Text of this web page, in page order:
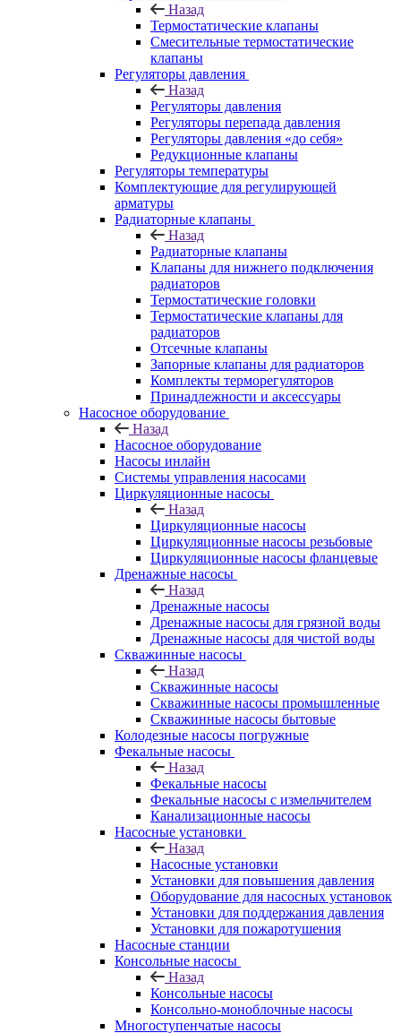
Назад
Термостатические клапаны
Смесительные термостатические
клапаны
Регуляторы давления
Назад
Регуляторы давления
Регуляторы перепада давления
Регуляторы давления «до себя»
Редукционные клапаны
Регуляторы температуры
Комплектующие для регулирующей
арматуры
Радиаторные клапаны
Назад
Радиаторные клапаны
Клапаны для нижнего подключения
радиаторов
Термостатические головки
Термостатические клапаны для
радиаторов
Отсечные клапаны
Запорные клапаны для радиаторов
Комплекты терморегуляторов
Принадлежности и аксессуары
Насосное оборудование
Назад
Насосное оборудование
Насосы инлайн
Системы управления насосами
Циркуляционные насосы
Назад
Циркуляционные насосы
Циркуляционные насосы резьбовые
Циркуляционные насосы фланцевые
Дренажные насосы
Назад
Дренажные насосы
Дренажные насосы для грязной воды
Дренажные насосы для чистой воды
Скважинные насосы
Назад
Скважинные насосы
Скважинные насосы промышленные
Скважинные насосы бытовые
Колодезные насосы погружные
Фекальные насосы
Назад
Фекальные насосы
Фекальные насосы с измельчителем
Канализационные насосы
Насосные установки
Назад
Насосные установки
Установки для повышения давления
Оборудование для насосных установок
Установки для поддержания давления
Установки для пожаротушения
Насосные станции
Консольные насосы
Назад
Консольные насосы
Консольно-моноблочные насосы
Многоступенчатые насосы